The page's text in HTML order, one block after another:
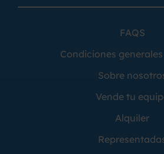
FAQS
Condiciones
Sobre
Vende tu
Alquiler